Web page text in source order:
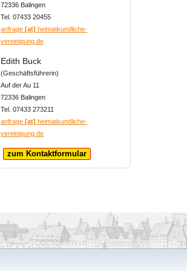
72336 Balingen
Tel. 07433 20455
anfrage [at]heimatkundliche-
vereinigung.de
Edith Buck
(Geschäftsführerin)
Auf der Au 11
72336 Balingen
Tel. 07433 273211
anfrage [at]heimatkundliche-
vereinigung.de
zum Kontaktformular